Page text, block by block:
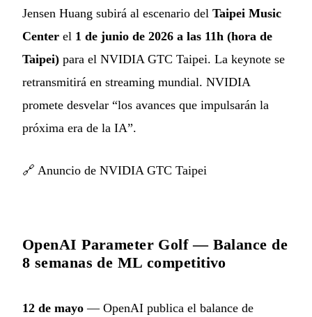
Jensen Huang subirá al escenario del Taipei Music
Center el 1 de junio de 2026 a las 11h (hora de
Taipei) para el NVIDIA GTC Taipei. La keynote se
retransmitirá en streaming mundial. NVIDIA
promete desvelar “los avances que impulsarán la
próxima era de la IA”.
🔗 Anuncio de NVIDIA GTC Taipei
OpenAI Parameter Golf — Balance de
8 semanas de ML competitivo
12 de mayo — OpenAI publica el balance de